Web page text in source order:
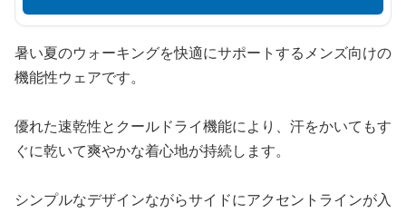
暑い夏のウォーキングを快適にサポートするメンズ向けの
機能性ウェアです。
優れた速乾性とクールドライ機能により、汗をかいてもす
ぐに乾いて爽やかな着心地が持続します。
シンプルなデザインながらサイドにアクセントラインが入